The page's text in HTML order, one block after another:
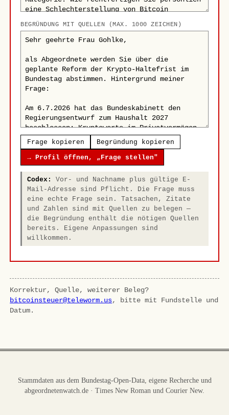
BEGRÜNDUNG MIT QUELLEN (MAX. 1000 ZEICHEN)
Frage kopieren Begründung kopieren
→ Profil öffnen, „Frage stellen"
Codex:
Vor- und Nachname plus gültige E-
Mail-Adresse sind Pflicht. Die Frage muss
eine echte Frage sein. Tatsachen, Zitate
und Zahlen sind mit Quellen zu belegen —
die Begründung enthält die nötigen Quellen
bereits. Eigene Anpassungen sind
willkommen.
Korrektur, Quelle, weiterer Beleg?
bitcoinsteuer@teleworm.us, bitte mit Fundstelle und
Datum.
Stammdaten aus dem Bundestag-Open-Data, eigene Recherche und
abgeordnetenwatch.de · Times New Roman und Courier New.